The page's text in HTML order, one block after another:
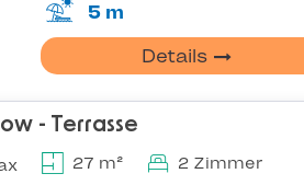
5 m
Details
- Terrasse
27 m² 2 Zimmer